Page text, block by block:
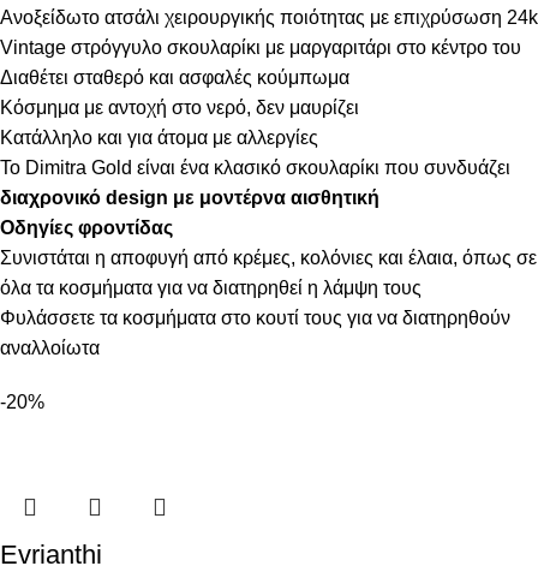
Ανοξείδωτο ατσάλι χειρουργικής ποιότητας με επιχρύσωση 24k
Vintage στρόγγυλο σκουλαρίκι με μαργαριτάρι στο κέντρο του
Διαθέτει σταθερό και ασφαλές κούμπωμα
Κόσμημα με αντοχή στο νερό, δεν μαυρίζει
Κατάλληλο και για άτομα με αλλεργίες
Το Dimitra Gold είναι ένα κλασικό σκουλαρίκι που συνδυάζει
διαχρονικό design με μοντέρνα αισθητική
Οδηγίες φροντίδας
Συνιστάται η αποφυγή από κρέμες, κολόνιες και έλαια, όπως σε
όλα τα κοσμήματα για να διατηρηθεί η λάμψη τους
Φυλάσσετε τα κοσμήματα στο κουτί τους για να διατηρηθούν
αναλλοίωτα
-20%
Evrianthi